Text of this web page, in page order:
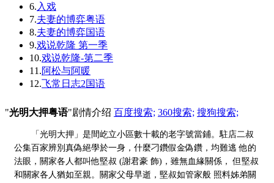
6. 入戏
7.夫妻的博弈粤语
8.夫妻的博弈国语
9.戏说乾隆 第一季
10.戏说乾隆-第二季
11.阿松与阿暖
12.飞常日志2国语
"光明大押粤语"剧情介绍 百度搜索; 360搜索; 搜狗搜索;
「光明大押」是間屹立小區數十載的老字號當鋪。駐店二叔
公集百家辨別真偽絕學於一身，什麼刁鑽假金偽鑽，均難逃 他的
法眼，關家各人都叫他堅叔 (謝君豪 飾)，雖無血緣關係， 但堅叔
和關家各人猶如至親。關家父母早逝，堅叔如管家般 照料姊弟關